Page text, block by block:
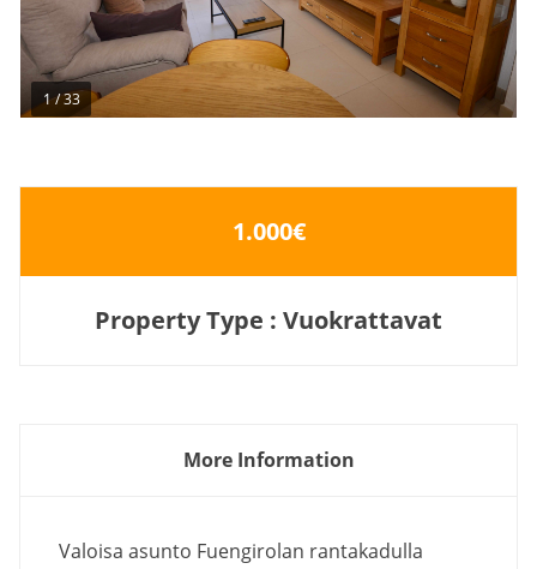
1/33
1.000€
Property Type : Vuokrattavat
More Information
Valoisa asunto Fuengirolan rantakadulla